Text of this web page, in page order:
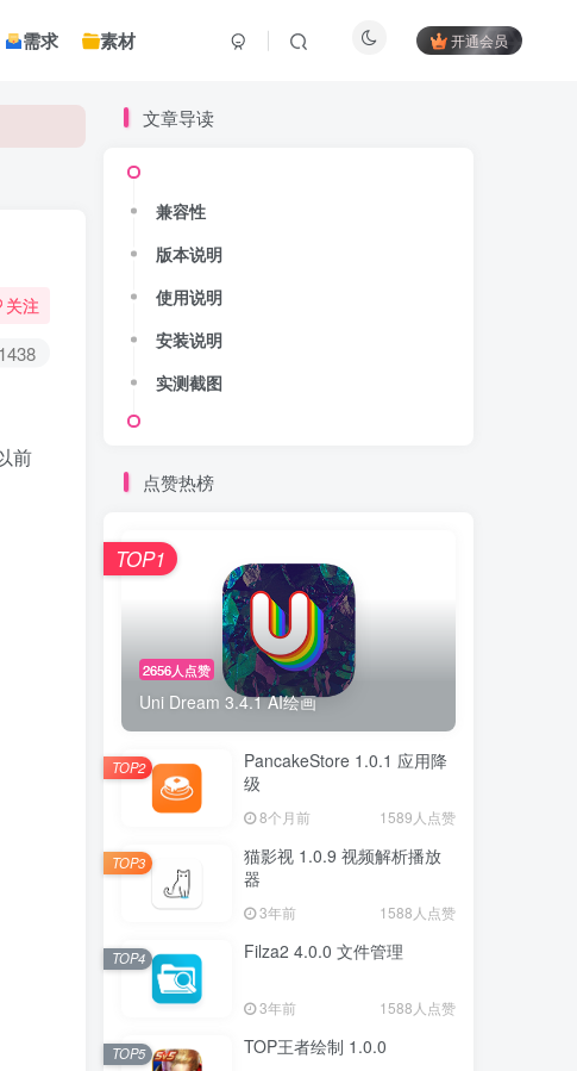
需求 素材 开通会员
关注
1438
前
文章导读
兼容性
版本说明
使用说明
安装说明
实测截图
点赞热榜
2656人点赞
Uni Dream 3.4.1 AI绘画
TOP1
PancakeStore 1.0.1 应用降
级
8个月前 1589人点赞
TOP2
猫影视 1.0.9 视频解析播放
器
3年前 1588人点赞
TOP3
Filza2 4.0.0 文件管理
3年前 1588人点赞
TOP4
TOP王者绘制 1.0.0
TOP5